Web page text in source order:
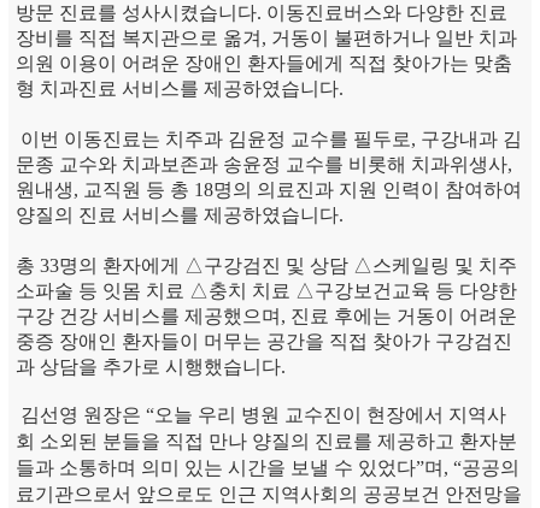
방문 진료를 성사시켰습니다. 이동진료버스와 다양한 진료
장비를 직접 복지관으로 옮겨, 거동이 불편하거나 일반 치과
의원 이용이 어려운 장애인 환자들에게 직접 찾아가는 맞춤
형 치과진료 서비스를 제공하였습니다.
이번 이동진료는 치주과 김윤정 교수를 필두로, 구강내과 김
문종 교수와 치과보존과 송윤정 교수를 비롯해 치과위생사,
원내생, 교직원 등 총 18명의 의료진과 지원 인력이 참여하여
양질의 진료 서비스를 제공하였습니다.
총 33명의 환자에게 △구강검진 및 상담 △스케일링 및 치주
소파술 등 잇몸 치료 △충치 치료 △구강보건교육 등 다양한
구강 건강 서비스를 제공했으며, 진료 후에는 거동이 어려운
중증 장애인 환자들이 머무는 공간을 직접 찾아가 구강검진
과 상담을 추가로 시행했습니다.
김선영 원장은 “오늘 우리 병원 교수진이 현장에서 지역사
회 소외된 분들을 직접 만나 양질의 진료를 제공하고 환자분
들과 소통하며 의미 있는 시간을 보낼 수 있었다”며, “공공의
료기관으로서 앞으로도 인근 지역사회의 공공보건 안전망을